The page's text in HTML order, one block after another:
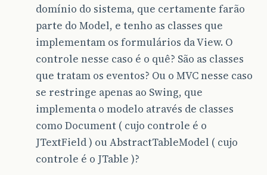
domínio do sistema, que certamente farão
parte do Model, e tenho as classes que
implementam os formulários da View. O
controle nesse caso é o quê? São as classes
que tratam os eventos? Ou o MVC nesse caso
se restringe apenas ao Swing, que
implementa o modelo através de classes
como Document ( cujo controle é o
JTextField ) ou AbstractTableModel ( cujo
controle é o JTable )?